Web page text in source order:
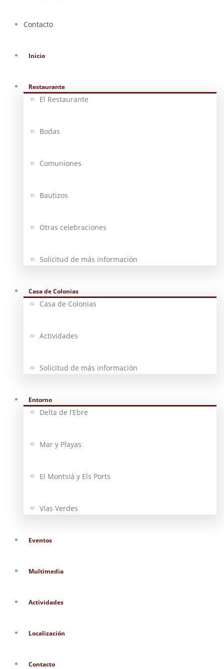
Contacto
Inicio
Restaurante
El Restaurante
Bodas
Comuniones
Bautizos
Otras celebraciones
Solicitud de más información
Casa de Colonias
Casa de Colonias
Actividades
Solicitud de más información
Entorno
Delta de l’Ebre
Mar y Playas
El Montsiá y Els Ports
Vías Verdes
Eventos
Multimedia
Actividades
Localización
Contacto